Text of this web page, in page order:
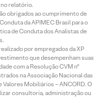
relatório.
obrigados ao cumprimento de
da APIMEC Brasil para o
de Conduta dos Analistas de
por empregados da XP
que desempenham suas
com a Resolução CVM nº
na Associação Nacional das
Mobiliários – ANCORD. O
consultoria, administração ou